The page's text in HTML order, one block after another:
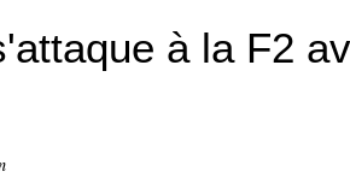
à la F2